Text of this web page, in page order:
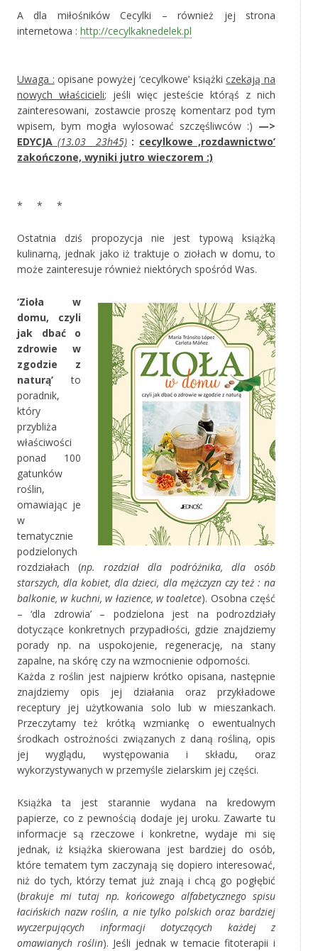
A dla miłośników Cecylki – również jej strona
internetowa : http://cecylkaknedelek.pl
Uwaga : opisane powyżej ‘cecylkowe’ książkiczekają na
nowych właścicieli; jeśli więc jesteście którąś z nich
zainteresowani, zostawcie proszę komentarz pod tym
wpisem, bym mogła wylosować szczęśliwców :) —>
EDYCJA (13.03 23h45): cecylkowe ‚rozdawnictwo’
zakończone, wyniki jutro wieczorem :)
* * *
Ostatnia dziś propozycja nie jest typową książką
kulinarną, jednak jako iż traktuje o ziołach w domu, to
może zainteresuje również niektórych spośród Was.
‘Zioła w
domu, czyli
jak dbać o
zdrowie w
zgodzie z
naturą’ to
poradnik,
który
przybliża
właściwości
ponad 100
gatunków
roślin,
omawiając je
w
tematycznie
podzielonych
rozdziałach (np. rozdział dla podróżnika, dla osób
starszych, dla kobiet, dla dzieci, dla mężczyzn czy też : na
balkonie, w kuchni, w łazience, w toaletce). Osobna część
– ‘dla zdrowia’ – podzielona jest na podrozdziały
dotyczące konkretnych przypadłości, gdzie znajdziemy
porady np. na uspokojenie, regenerację, na stany
zapalne, na skórę czy na wzmocnienie odporności.
Każda z roślin jest najpierw krótko opisana, następnie
znajdziemy opis jej działania oraz przykładowe
receptury jej użytkowania solo lub w mieszankach.
Przeczytamy też krótką wzmiankę o ewentualnych
środkach ostrożności związanych z daną rośliną, opis
jej wyglądu, występowania i składu, oraz
wykorzystywanych w przemyśle zielarskim jej części.
Książka ta jest starannie wydana na kredowym
papierze, co z pewnością dodaje jej uroku. Zawarte tu
informacje są rzeczowe i konkretne, wydaje mi się
jednak, iż książka skierowana jest bardziej do osób,
które tematem tym zaczynają się dopiero interesować,
niż do tych, którzy temat już znają i chcą go pogłębić
(brakuje mi tutaj np. końcowego alfabetycznego spisu
łacińskich nazw roślin, a nie tylko polskich oraz bardziej
wyczerpujących informacji dotyczących każdej z
omawianych roślin). Jeśli jednak w temacie fitoterapii i